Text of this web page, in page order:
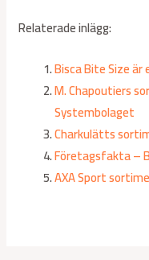
Relaterade inlägg:
Bisca Bite Size är
M. Chapoutiers
Systembolaget
Charkulätts
Företagsfakta –
AXA Sport